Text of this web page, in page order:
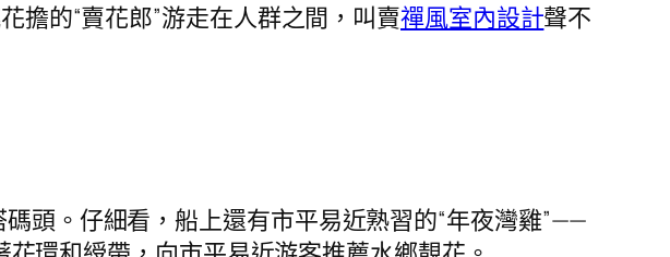
擔的“賣花郎”游走在人群之間，叫賣禪風室內設計聲不
碼頭。仔細看，船上還有市平易近熟習的“年夜灣雞”——